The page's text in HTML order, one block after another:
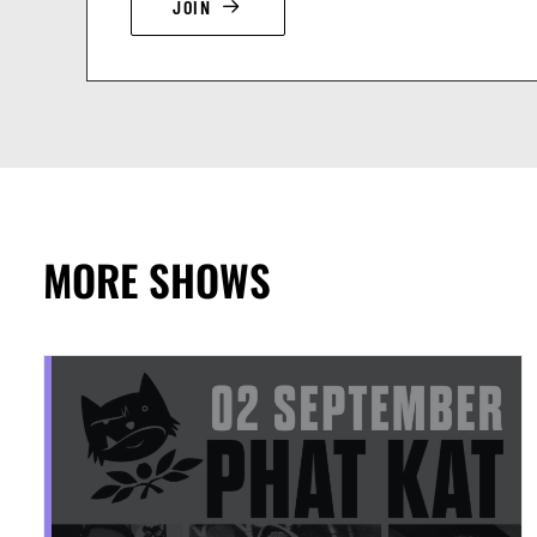
JOIN
MORE SHOWS